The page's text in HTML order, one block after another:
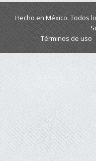
Hecho en México. Todos
Términos de uso